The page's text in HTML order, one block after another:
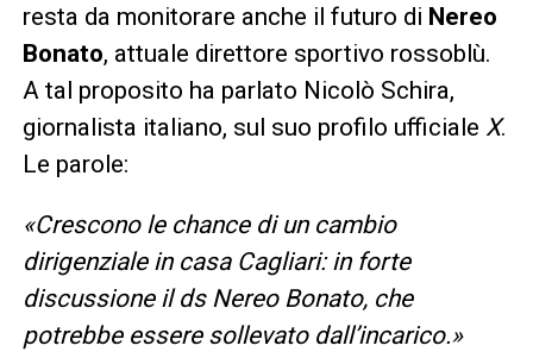
resta da monitorare anche il futuro di Nereo
Bonato, attuale direttore sportivo rossoblù.
A tal proposito ha parlato Nicolò Schira,
giornalista italiano, sul suo profilo ufficiale X.
Le parole:
«Crescono le chance di un cambio
dirigenziale in casa Cagliari: in forte
discussione il ds Nereo Bonato, che
potrebbe essere sollevato dall’incarico.»